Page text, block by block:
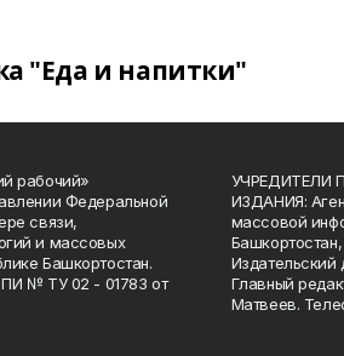
"Еда и напитки"
рабочий»
Федеральной
связи,
и массовых
Башкортостан.
ПИ № ТУ 02 - 01783 от
УЧРЕДИТЕЛИ
ИЗДАНИЯ:
массовой
Издательский
Главный
Матвеев.